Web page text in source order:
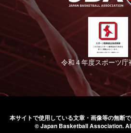
令和４年度スポーツ庁
本サイトで使用している文章・画像等の無断
© Japan Basketball Association.